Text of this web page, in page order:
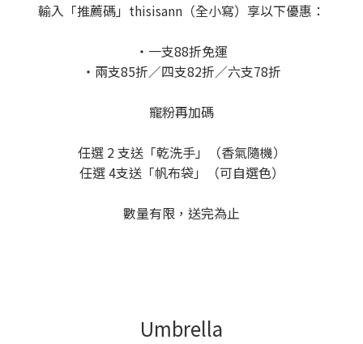
輸入「推薦碼」thisisann（全小寫）享以下優惠：
・一支88折免運
・兩支85折／四支82折／六支78折
寵粉再加碼
任選 2 支送「乾洗手」（香氣隨機）
任選 4支送「帆布袋」（可自選色）
數量有限，送完為止
Umbrella